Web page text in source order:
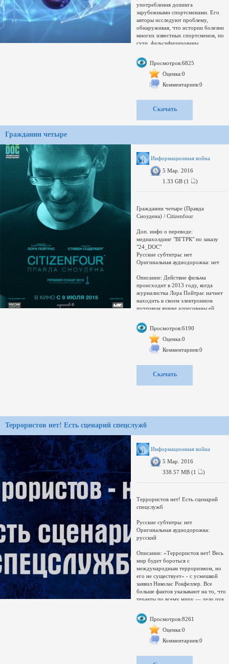
употребления допинга
зарубежными спортсменами. Его
авторы исследуют проблему,
обнаруживая, что истории болезни
многих известных спортсменов, по
сути, фальсифицированы.
принимают допинг под видом
терапевтических исключений, но,
скорее всего, не страдают от
болезней, в связи с которыми
выписываются эти препараты.
работа которых прямо связана с
вопросами разрешения или
запрещения использования
публично признающихся в
употреблении запрещенных
веществ. В качестве эксперимента
авторы фильма испробовали эффект
антидопинговой базы данных, в
которую
Просмотров:6825
Оценка:0
Комментариев:0
Скачать
Гражданин четыре
Информационная война
5 Мар. 2016
1.33 GB (1
)
Гражданин четыре (Правда
Сноудена) / Citizenfour
Доп. инфо о переводе:
медиахолдинг "ВГТРК" по заказу
"24_DOC"
Русские субтитры: нет
Оригинальная аудиодорожка: нет
Описание: Действие фильма
происходит в 2013 году, когда
журналистка Лора Пойтрас начнет
находить в своем электронном
почтовом ящике адресованы ей
человека скрываются под
псевдонимом CITIZENFOUR
(гражданин четыре). Этот
загадочный субъект делится
информацией, которая якобы
общества. Эти данные бросают тень
на устоявшиеся демократические
достижение полного контроля под
личными сведениями частных лиц.
слежка под контролем АНБ и
связных с ним организаций в числе
которых и спецслужбы
сотрудничающих с США стран.
Просмотров:6190
Оценка:0
Комментариев:0
Скачать
Террористов нет! Есть сценарий спецслужб
Информационная война
5 Мар. 2016
338.57 MB (1
)
Террористов нет! Есть сценарий
спецслужб
Русские субтитры: нет
Оригинальная аудиодорожка:
русский
Описание: «Террористов нет! Весь
мир будет бороться с
международным терроризмом, но
его не существует» - с усмешкой
заявил Николас Рокфеллер. Все
больше фактов указывают на то, что
теракты по всему миру — дело рук
Мы под их колпаком:
-нас контролируют тотальными
законами;
-мы слушаем и видим в СМИ то,
что они хотят, чтобы мы видели и
Просмотров:8261
Оценка:0
Комментариев:0